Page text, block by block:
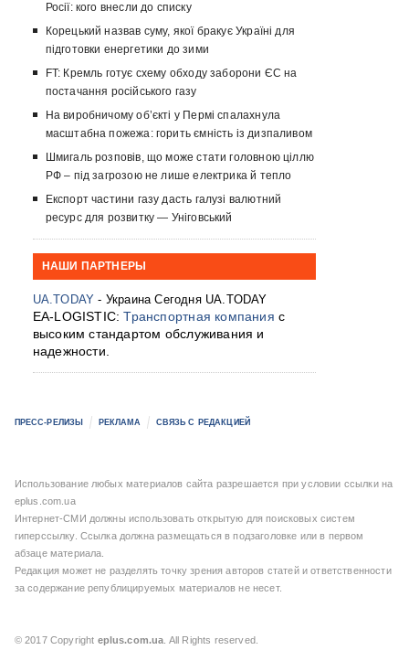
Росії: кого внесли до списку
Корецький назвав суму, якої бракує Україні для
підготовки енергетики до зими
FT: Кремль готує схему обходу заборони ЄС на
постачання російського газу
На виробничому об’єкті у Пермі спалахнула
масштабна пожежа: горить ємність із дизпаливом
Шмигаль розповів, що може стати головною ціллю
РФ – під загрозою не лише електрика й тепло
Експорт частини газу дасть галузі валютний
ресурс для розвитку — Уніговський
НАШИ ПАРТНЕРЫ
UA.TODAY - Украина Сегодня UA.TODAY
EA-LOGISTIC:Транспортная компания с
высоким стандартом обслуживания и
надежности.
ПРЕСС-РЕЛИЗЫ РЕКЛАМА СВЯЗЬ С РЕДАКЦИЕЙ
Использование любых материалов сайта разрешается при условии ссылки на
eplus.com.ua
Интернет-СМИ должны использовать открытую для поисковых систем
гиперссылку. Ссылка должна размещаться в подзаголовке или в первом
абзаце материала.
Редакция может не разделять точку зрения авторов статей и ответственности
за содержание републицируемых материалов не несет.
© 2017 Copyright eplus.com.ua . All Rights reserved.